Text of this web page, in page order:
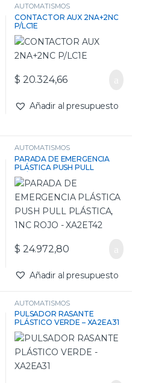
AUTOMATISMOS
CONTACTOR AUX 2NA+2NC
P/LC1E
$ 20.324,66
Añadir al presupuesto
AUTOMATISMOS
PARADA DE EMERGENCIA
PLÁSTICA PUSH PULL
PLÁSTICA, 1NC ROJO –
XA2ET42
$ 24.972,80
Añadir al presupuesto
AUTOMATISMOS
PULSADOR RASANTE
PLÁSTICO VERDE – XA2EA31